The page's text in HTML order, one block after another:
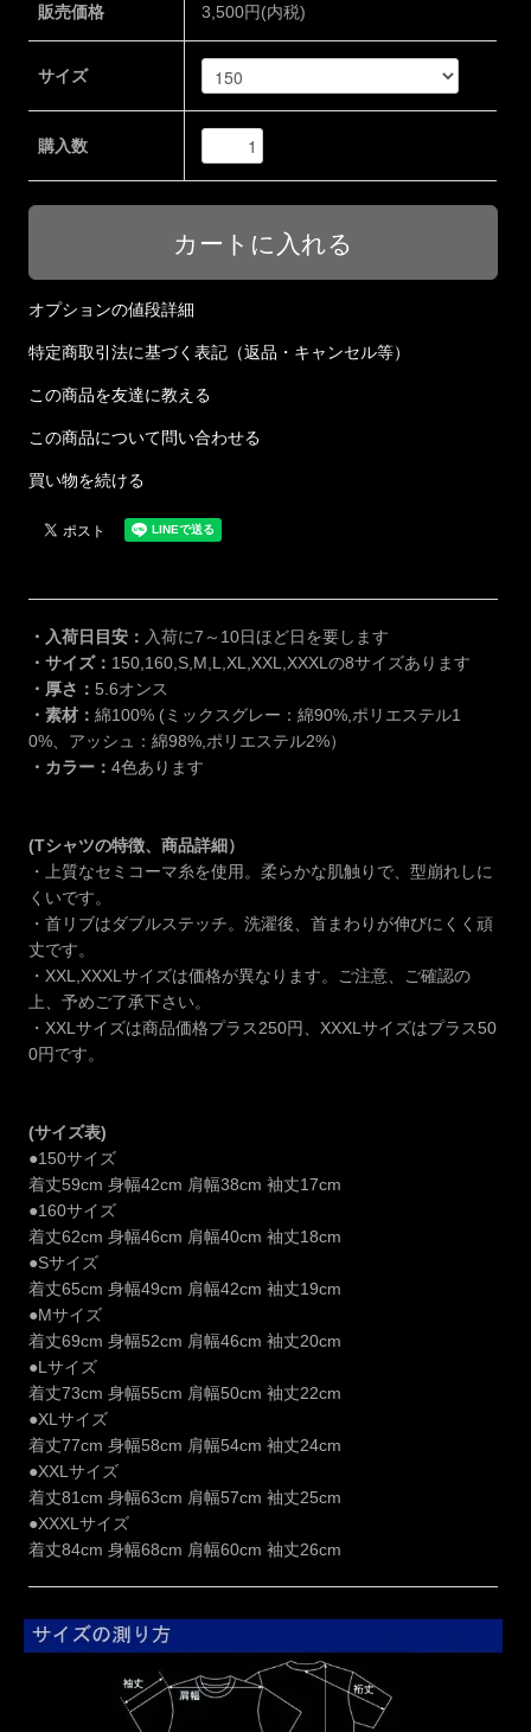
販売価格 3,500円(内税)
サイズ
購入数
オプションの値段詳細
特定商取引法に基づく表記（返品・キャンセル等）
この商品を友達に教える
この商品について問い合わせる
買い物を続ける
・入荷日目安： 入荷に7～10日ほど日を要します
・サイズ： 150,160,S,M,L,XL,XXL,XXXLの8サイズあります
・厚さ： 5.6オンス
・素材：綿100% (ミックスグレー：綿90%,ポリエステル1
0%、アッシュ：綿98%,ポリエステル2%）
・カラー：4色あります
(Tシャツの特徴、商品詳細）
・上質なセミコーマ糸を使用。柔らかな肌触りで、型崩れしに
くいです。
・首リブはダブルステッチ。洗濯後、首まわりが伸びにくく頑
丈です。
・XXL,XXXLサイズは価格が異なります。ご注意、ご確認の
上、予めご了承下さい。
・XXLサイズは商品価格プラス250円、XXXLサイズはプラス50
0円です。
(サイズ表)
●150サイズ
着丈59cm 身幅42cm 肩幅38cm 袖丈17cm
●160サイズ
着丈62cm 身幅46cm 肩幅40cm 袖丈18cm
●Sサイズ
着丈65cm 身幅49cm 肩幅42cm 袖丈19cm
●Mサイズ
着丈69cm 身幅52cm 肩幅46cm 袖丈20cm
●Lサイズ
着丈73cm 身幅55cm 肩幅50cm 袖丈22cm
●XLサイズ
着丈77cm 身幅58cm 肩幅54cm 袖丈24cm
●XXLサイズ
着丈81cm 身幅63cm 肩幅57cm 袖丈25cm
●XXXLサイズ
着丈84cm 身幅68cm 肩幅60cm 袖丈26cm